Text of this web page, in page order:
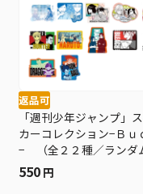
返品可
「週刊少年ジャンプ」
カーコレクション−Ｂｕ
− （全２２種／ランダ
入り） ＢＤ４−ＪＦ
550 円